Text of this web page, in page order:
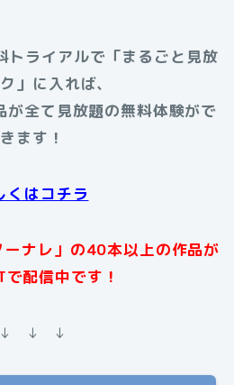
ライアルで「まるごと見放
」に入れば、
が全て見放題の無料体験がで
きます！
くはコチラ
ナレ」の40本以上の作品が
配信中です！
↓ ↓ ↓